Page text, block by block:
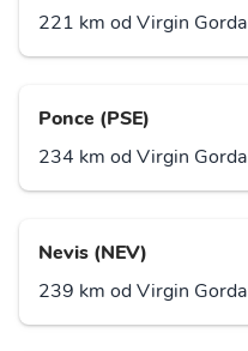
221 km od Virgin Gorda
Ponce (PSE)
234 km od Virgin Gorda
Nevis (NEV)
239 km od Virgin Gorda